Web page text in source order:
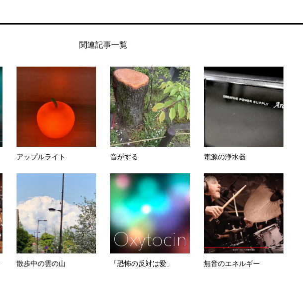
関連記事一覧
アップルライト 音がする 電源の浄水器
散歩中の雲の山 「恐怖の反対は愛」 無音のエネルギー